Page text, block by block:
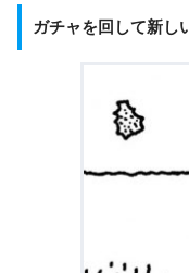
ガチャを回して新し